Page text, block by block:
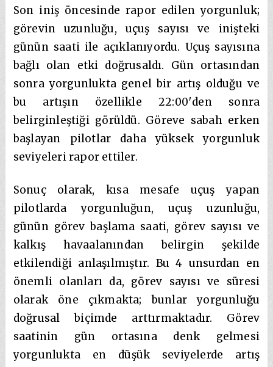
Son iniş öncesinde rapor edilen yorgunluk;
görevin uzunluğu, uçuş sayısı ve inişteki
günün saati ile açıklanıyordu. Uçuş sayısına
bağlı olan etki doğrusaldı. Gün ortasından
sonra yorgunlukta genel bir artış olduğu ve
bu artışın özellikle 22:00′den sonra
belirginleştiği görüldü. Göreve sabah erken
başlayan pilotlar daha yüksek yorgunluk
seviyeleri rapor ettiler.
Sonuç olarak, kısa mesafe uçuş yapan
pilotlarda yorgunluğun, uçuş uzunluğu,
günün görev başlama saati, görev sayısı ve
kalkış havaalanından belirgin şekilde
etkilendiği anlaşılmıştır. Bu 4 unsurdan en
önemli olanları da, görev sayısı ve süresi
olarak öne çıkmakta; bunlar yorgunluğu
doğrusal biçimde arttırmaktadır. Görev
saatinin gün ortasına denk gelmesi
yorgunlukta en düşük seviyelerde artış